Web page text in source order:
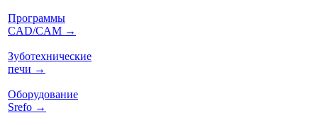
Программы
CAD/CAM →
Зуботехнические
печи →
Оборудование
Srefo →